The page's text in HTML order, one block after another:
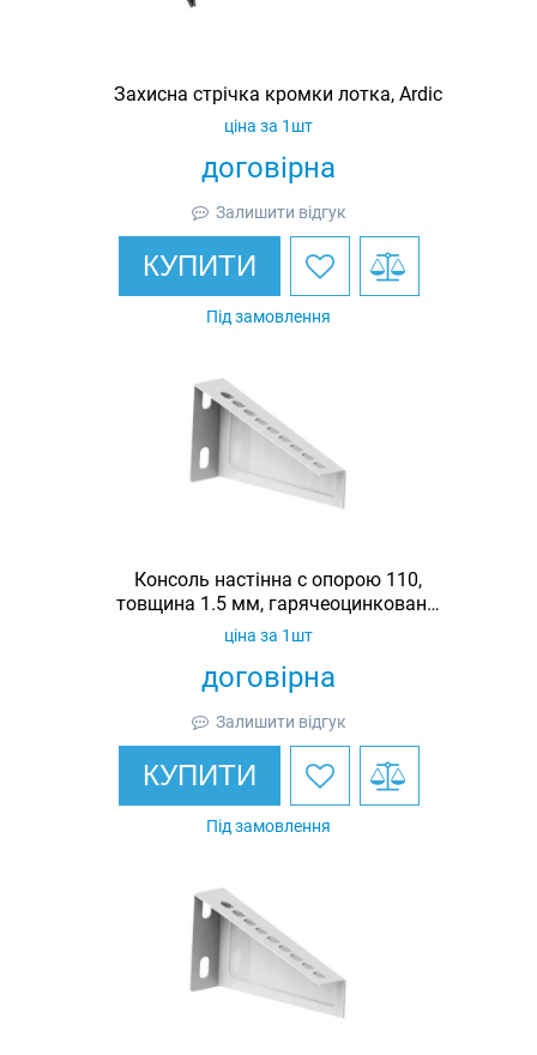
Захисна стрічка кромки лотка, Ardic
договірна
ціна за 1шт
Залишити відгук
КУПИТИ
Під замовлення
Консоль настінна c опорою 110,
товщина 1.5 мм, гарячеоцинкована,
Ardic
договірна
ціна за 1шт
Залишити відгук
КУПИТИ
Під замовлення